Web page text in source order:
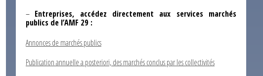
– Entreprises, accédez directement aux services marchés
publics de l’AMF 29 :
Annonces de marchés publics
Publication annuelle a posteriori, des marchés conclus par les collectivités